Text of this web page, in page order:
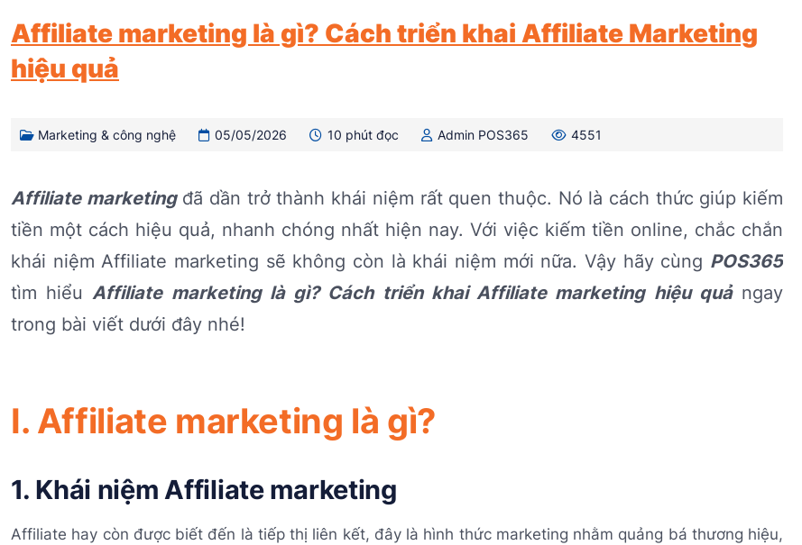
Affiliate marketing là gì? Cách triển khai Affiliate Marketing
hiệu quả
Marketing & công nghệ 05/05/2026 10 phút đọc Admin POS365 4551
Affiliate marketingđã dần trở thành khái niệm rất quen thuộc. Nó là cách thức giúp kiếm
tiền một cách hiệu quả, nhanh chóng nhất hiện nay. Với việc kiếm tiền online, chắc chắn
khái niệm Affiliate marketing sẽ không còn là khái niệm mới nữa. Vậy hãy cùng POS365
tìm hiểu Affiliate marketing là gì? Cách triển khai Affiliate marketing hiệu quảngay
trong bài viết dưới đây nhé!
I. Affiliate marketing là gì?
1. Khái niệm Affiliate marketing
Affiliate hay còn được biết đến là tiếp thị liên kết, đây là hình thức marketing nhằm quảng bá thương hiệu,